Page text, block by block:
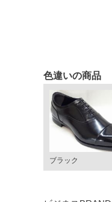
色違いの商品
ブラック